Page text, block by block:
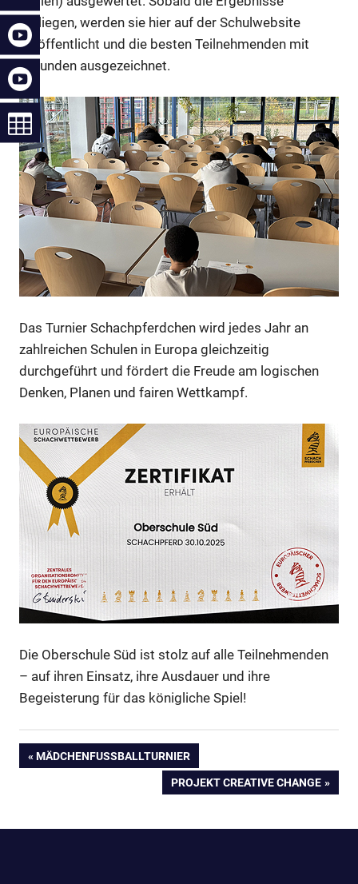
vorliegen, werden sie hier auf der Schulwebsite
veröffentlicht und die besten Teilnehmenden mit
Urkunden ausgezeichnet.
Das Turnier Schachpferdchen wird jedes Jahr an
zahlreichen Schulen in Europa gleichzeitig
durchgeführt und fördert die Freude am logischen
Denken, Planen und fairen Wettkampf.
Die Oberschule Süd ist stolz auf alle Teilnehmenden
– auf ihren Einsatz, ihre Ausdauer und ihre
Begeisterung für das königliche Spiel!
Beitragsnavigation
VORHERIGER
MÄDCHENFUSSBALLTURNIER
NÄCHSTER
PROJEKT CREATIVE CHANGE